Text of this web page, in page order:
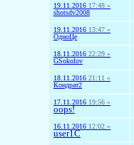
19.11.2016 17:48 »
shotsdv2008
19.11.2016 13:47 »
ОдноЦе
18.11.2016 22:29 »
GSokolov
18.11.2016 21:11 »
Кондрат2
17.11.2016 19:56 »
oops!
16.11.2016 12:02 »
user1C